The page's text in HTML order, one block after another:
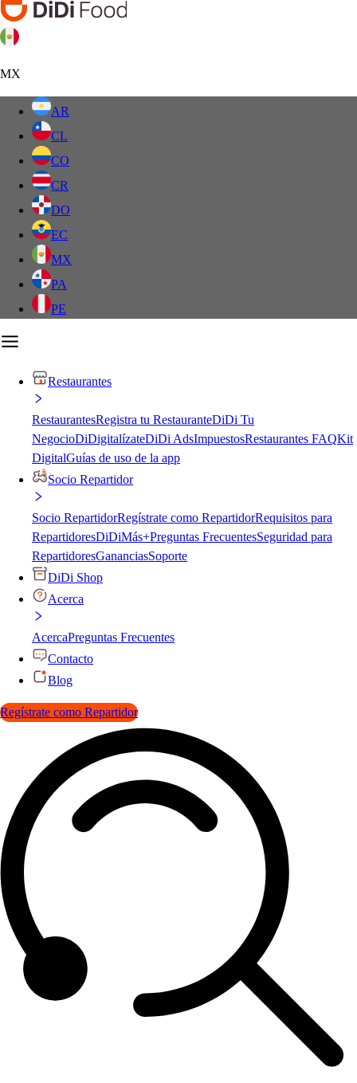
MX
AR
CL
CO
CR
DO
EC
MX
PA
PE
Restaurantes
RestaurantesRegistra tu RestauranteDiDi Tu
NegocioDiDigitalízateDiDi AdsImpuestosRestaurantes FAQKit
DigitalGuías de uso de la app
Socio Repartidor
Socio RepartidorRegístrate como RepartidorRequisitos para
RepartidoresDiDiMás+Preguntas FrecuentesSeguridad para
RepartidoresGananciasSoporte
DiDi Shop
Acerca
AcercaPreguntas Frecuentes
Contacto
Blog
Regístrate como Repartidor